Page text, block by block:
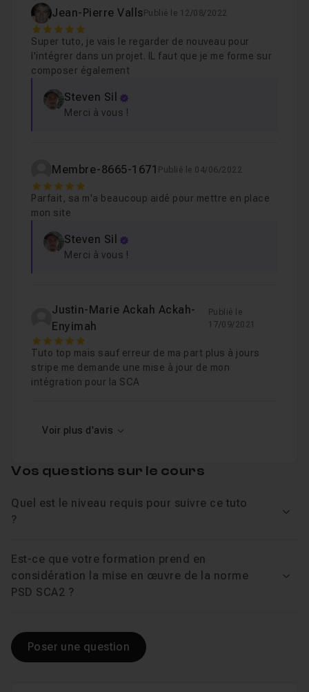
Leçon 9 Gérer les messages d'erreur et de validation
Leçon 10 Récupérer l'adresse e-mail de l'acheteur
Leçon 12 Conclusion 55s
Jean-Pierre Valls Publié le 12/08/2022
5
Super tuto, je vais le regarder de nouveau pour
l'intégrer dans un projet. IL faut que je me forme sur
composer également
Steven Sil
Merci à vous !
Membre-8665-1671 Publié le 04/06/2022
5
Parfait, sa m'a beaucoup aidé pour mettre en place
mon site
Steven Sil
Merci à vous !
Justin-Marie Ackah Ackah-
Enyimah
Publié le
17/09/2021
5
Tuto top mais sauf erreur de ma part plus à jours
stripe me demande une mise à jour de mon
intégration pour la SCA
Voir plus d'avis
Vos questions sur le cours
Quel est le niveau requis pour suivre ce tuto
?
Est-ce que votre formation prend en
considération la mise en œuvre de la norme
PSD SCA2 ?
Poser une question